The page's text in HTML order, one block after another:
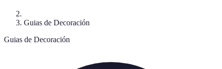
Guias de Decoración
Guias de Decoración